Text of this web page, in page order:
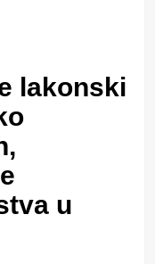
lakonski
u